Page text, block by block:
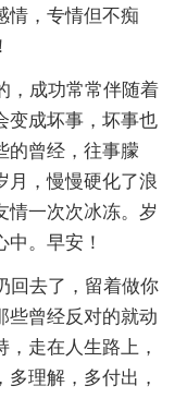
情，专情但不痴
，成功常常伴随着
变成坏事，坏事也
的曾经，往事朦
月，慢慢硬化了浪
情一次次冰冻。岁
。早安！
回去了，留着做你
些曾经反对的就动
走在人生路上，
理解，多付出，